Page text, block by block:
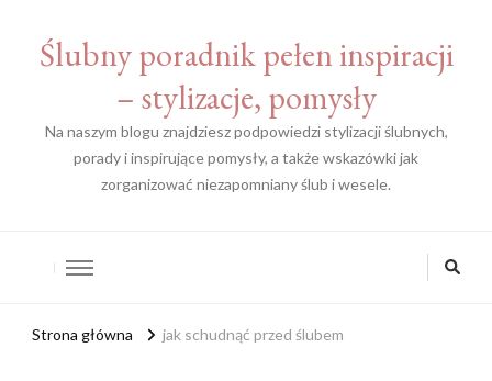
Ślubny poradnik pełen inspiracji
– stylizacje, pomysły
Na naszym blogu znajdziesz podpowiedzi stylizacji ślubnych,
porady i inspirujące pomysły, a także wskazówki jak
zorganizować niezapomniany ślub i wesele.
Strona główna jak schudnąć przed ślubem